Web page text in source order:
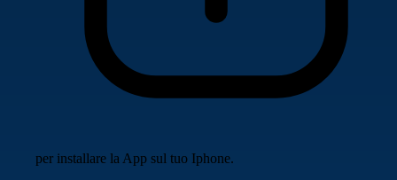
per installare la App sul tuo Iphone.